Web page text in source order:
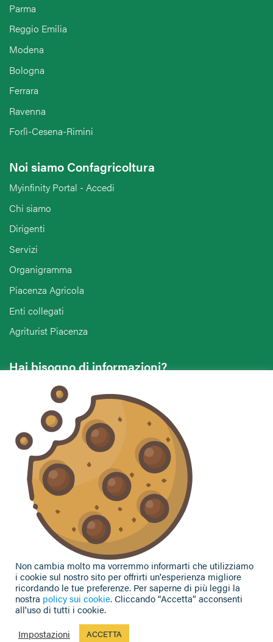
Parma
Reggio Emilia
Modena
Bologna
Ferrara
Ravenna
Forlì-Cesena-Rimini
Noi siamo Confagricoltura
Myinfinity Portal - Accedi
Chi siamo
Dirigenti
Servizi
Organigramma
Piacenza Agricola
Enti collegati
Agriturist Piacenza
Hai bisogno di informazioni?
Vuoi contattarci per ricevere assistenza, lasciare un
commento o chiedere informazioni?
CONTATTACI
Seguici sui social
Privacy Policy|Cookie Policy
© 2002-2026 CAA Confagricoltura Emilia Romagna srl - P.IVA
Non cambia molto ma vorremmo informarti che utilizziamo
i cookie sul nostro sito per offrirti un'esperienza migliore
ricordando le tue preferenze. Per saperne di più leggi la
nostra policy sui cookie. Cliccando “Accetta” acconsenti
all'uso di tutti i cookie.
Impostazioni
ACCETTA